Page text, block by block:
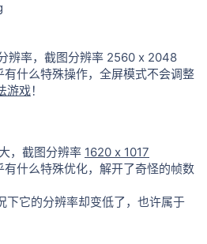
辨率，截图分辨率 2560 x 2048
什么特殊操作，全屏模式不会调整
游戏！
，截图分辨率 1620 x 1017
什么特殊优化，解开了奇怪的帧数
下它的分辨率却变低了，也许属于